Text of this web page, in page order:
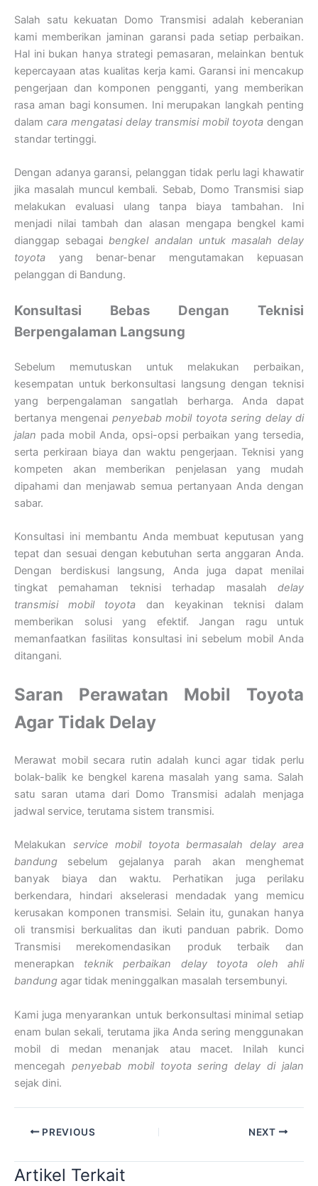
Salah satu kekuatan Domo Transmisi adalah keberanian
kami memberikan jaminan garansi pada setiap perbaikan.
Hal ini bukan hanya strategi pemasaran, melainkan bentuk
kepercayaan atas kualitas kerja kami. Garansi ini mencakup
pengerjaan dan komponen pengganti, yang memberikan
rasa aman bagi konsumen. Ini merupakan langkah penting
dalam cara mengatasi delay transmisi mobil toyota dengan
standar tertinggi.
Dengan adanya garansi, pelanggan tidak perlu lagi khawatir
jika masalah muncul kembali. Sebab, Domo Transmisi siap
melakukan evaluasi ulang tanpa biaya tambahan. Ini
menjadi nilai tambah dan alasan mengapa bengkel kami
dianggap sebagaibengkel andalan untuk masalah delay
toyota yang benar-benar mengutamakan kepuasan
pelanggan di Bandung.
Konsultasi Bebas Dengan Teknisi
Berpengalaman Langsung
Sebelum memutuskan untuk melakukan perbaikan,
kesempatan untuk berkonsultasi langsung dengan teknisi
yang berpengalaman sangatlah berharga. Anda dapat
bertanya mengenai penyebab mobil toyota sering delay di
jalan pada mobil Anda, opsi-opsi perbaikan yang tersedia,
serta perkiraan biaya dan waktu pengerjaan. Teknisi yang
kompeten akan memberikan penjelasan yang mudah
dipahami dan menjawab semua pertanyaan Anda dengan
sabar.
Konsultasi ini membantu Anda membuat keputusan yang
tepat dan sesuai dengan kebutuhan serta anggaran Anda.
Dengan berdiskusi langsung, Anda juga dapat menilai
tingkat pemahaman teknisi terhadap masalah delay
transmisi mobil toyota dan keyakinan teknisi dalam
memberikan solusi yang efektif. Jangan ragu untuk
memanfaatkan fasilitas konsultasi ini sebelum mobil Anda
ditangani.
Saran Perawatan Mobil Toyota
Agar Tidak Delay
Merawat mobil secara rutin adalah kunci agar tidak perlu
bolak-balik ke bengkel karena masalah yang sama. Salah
satu saran utama dari Domo Transmisi adalah menjaga
jadwal service, terutama sistem transmisi.
Melakukan service mobil toyota bermasalah delay area
bandung sebelum gejalanya parah akan menghemat
banyak biaya dan waktu. Perhatikan juga perilaku
berkendara, hindari akselerasi mendadak yang memicu
kerusakan komponen transmisi. Selain itu, gunakan hanya
oli transmisi berkualitas dan ikuti panduan pabrik. Domo
Transmisi merekomendasikan produk terbaik dan
menerapkan teknik perbaikan delay toyota oleh ahli
bandung agar tidak meninggalkan masalah tersembunyi.
Kami juga menyarankan untuk berkonsultasi minimal setiap
enam bulan sekali, terutama jika Anda sering menggunakan
mobil di medan menanjak atau macet. Inilah kunci
mencegah penyebab mobil toyota sering delay di jalan
sejak dini.
PREVIOUS NEXT
Artikel Terkait